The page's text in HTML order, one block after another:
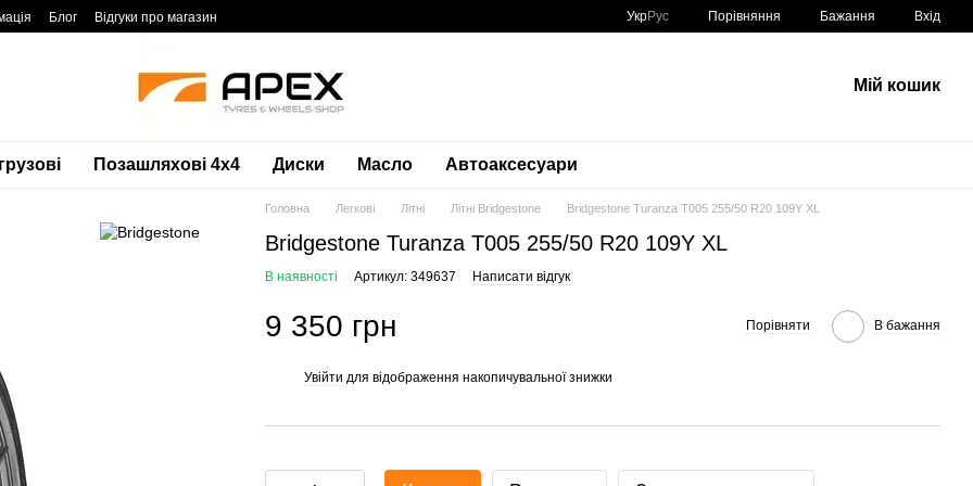
Блог Відгуки про магазин УкрРус Порівняння Бажання Вхід
Мій кошик
Позашляхові 4х4 Диски Масло Автоаксесуари
Головна Легкові Літні Літні Bridgestone Bridgestone Turanza T005 255/50 R20 109Y XL
Bridgestone Turanza T005 255/50 R20 109Y XL
В наявності Артикул: 349637 Написати відгук
9 350 грн Порівняти В бажання
Увійти для відображення накопичувальної знижки